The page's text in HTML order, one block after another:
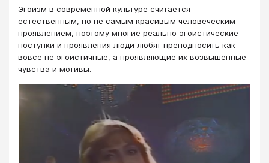
Эгоизм в современной культуре считается
естественным, но не самым красивым человеческим
проявлением, поэтому многие реально эгоистические
поступки и проявления люди любят преподносить как
вовсе не эгоистичные, а проявляющие их возвышенные
чувства и мотивы.